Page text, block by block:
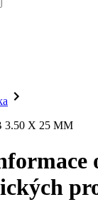
bolesti
očišťování krve
chirurgie
o rány
a kariéra
zprávy
formulář
k odběru
3.50 X 25 MM